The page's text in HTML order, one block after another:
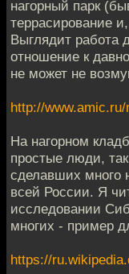
нагорный парк
террасирование
Выглядит работа
отношение к
не может не
http://
На нагорном
простые люди,
сделавших много
всей России. Я
исследовании
многих - пример
https://